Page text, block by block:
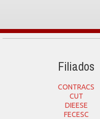
Filiados
CONTRACS
CUT
DIEESE
FECESC